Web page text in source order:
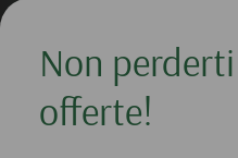
Non
offerte!